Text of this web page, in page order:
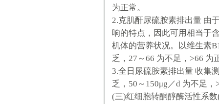
为正常。
2.克肌酐尿硫胺素排出量 由
响的特点，因此可用相当于
机体的营养状况。以维生素
乏，27～66 为不足，>66 为
3.全日尿硫胺素排出量 收集
乏，50～150μg／d 为不足，
(三)红细胞转酮醇酶活性系